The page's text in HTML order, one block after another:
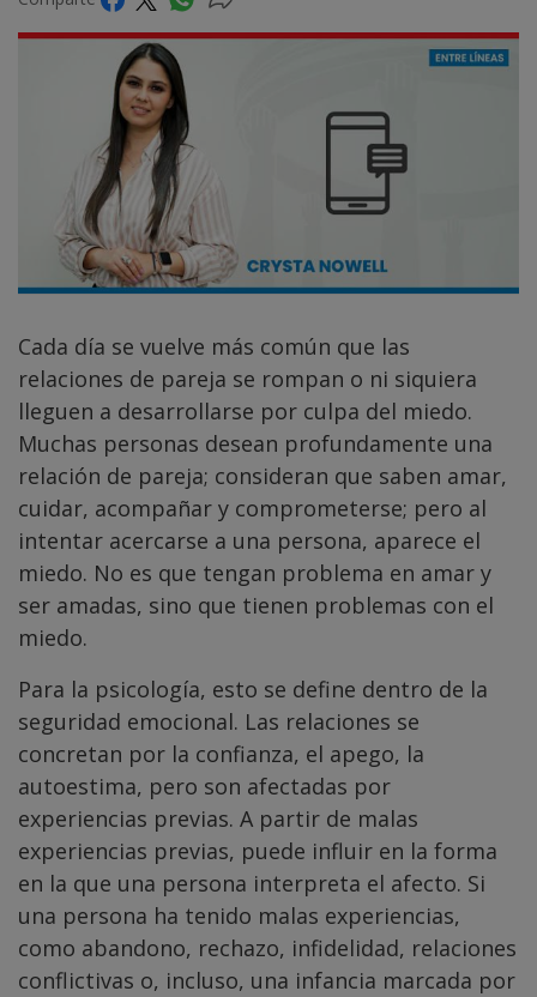
Cada día se vuelve más común que las
relaciones de pareja se rompan o ni siquiera
lleguen a desarrollarse por culpa del miedo.
Muchas personas desean profundamente una
relación de pareja; consideran que saben amar,
cuidar, acompañar y comprometerse; pero al
intentar acercarse a una persona, aparece el
miedo. No es que tengan problema en amar y
ser amadas, sino que tienen problemas con el
miedo.
Para la psicología, esto se define dentro de la
seguridad emocional. Las relaciones se
concretan por la confianza, el apego, la
autoestima, pero son afectadas por
experiencias previas. A partir de malas
experiencias previas, puede influir en la forma
en la que una persona interpreta el afecto. Si
una persona ha tenido malas experiencias,
como abandono, rechazo, infidelidad, relaciones
conflictivas o, incluso, una infancia marcada por